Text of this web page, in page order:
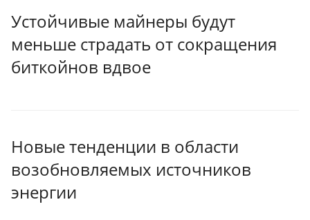
Устойчивые майнеры будут
меньше страдать от сокращения
биткойнов вдвое
Новые тенденции в области
возобновляемых источников
энергии